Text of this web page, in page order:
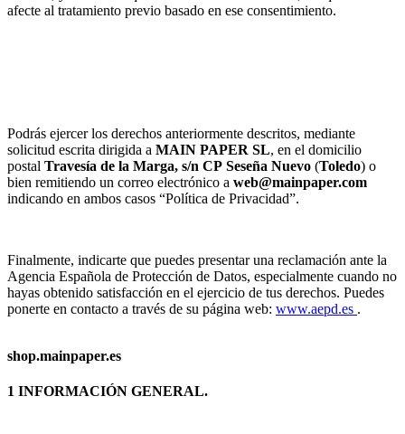
afecte al tratamiento previo basado en ese consentimiento.
Podrás ejercer los derechos anteriormente descritos, mediante
solicitud escrita dirigida a MAIN PAPER SL, en el domicilio
postal Travesía de la Marga, s/n CP Seseña Nuevo (Toledo) o
bien remitiendo un correo electrónico a web@mainpaper.com
indicando en ambos casos “Política de Privacidad”.
Finalmente, indicarte que puedes presentar una reclamación ante la
Agencia Española de Protección de Datos, especialmente cuando no
hayas obtenido satisfacción en el ejercicio de tus derechos. Puedes
ponerte en contacto a través de su página web: www.aepd.es .
shop.mainpaper.es
1 INFORMACIÓN GENERAL.